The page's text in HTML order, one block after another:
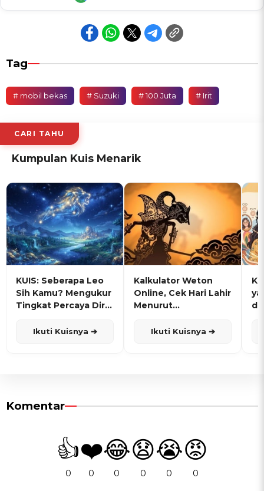
Tag
# mobil bekas # Suzuki # 100 Juta # Irit
CARI TAHU
Kumpulan Kuis Menarik
KUIS: Seberapa Leo
Sih Kamu? Mengukur
Tingkat Percaya Diri
Ikuti Kuisnya ➔
Kalkulator Weton
Online, Cek Hari Lahir
Menurut
Ikuti Kuisnya ➔
Komentar
👍
0
❤️
0
😂
0
😧
0
😭
0
😡
0